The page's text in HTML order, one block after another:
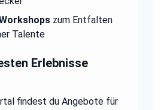
zum Entfalten
Talente
Erlebnisse
findest du Angebote für